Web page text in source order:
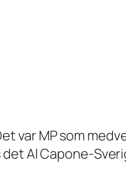
var MP som
Al Capone-